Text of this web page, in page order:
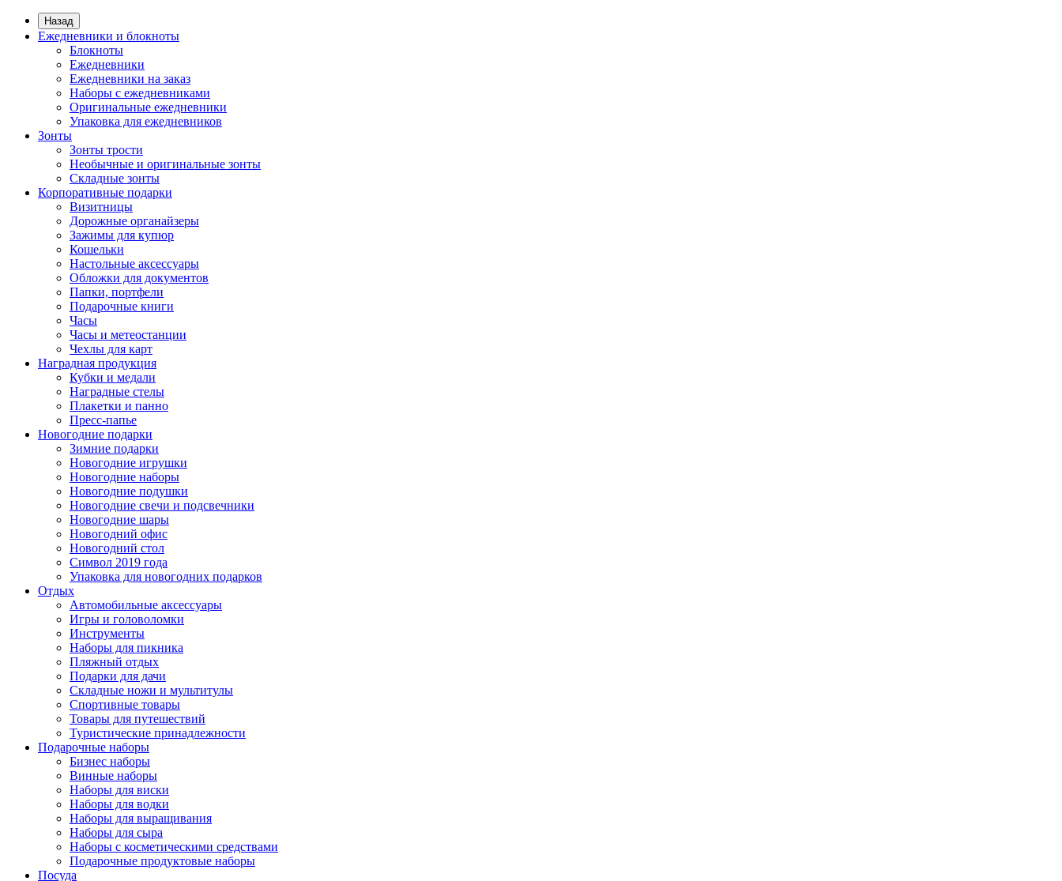
Назад
Ежедневники и блокноты
Блокноты
Ежедневники
Ежедневники на заказ
Наборы с ежедневниками
Оригинальные ежедневники
Упаковка для ежедневников
Зонты
Зонты трости
Необычные и оригинальные зонты
Складные зонты
Корпоративные подарки
Визитницы
Дорожные органайзеры
Зажимы для купюр
Кошельки
Настольные аксессуары
Обложки для документов
Папки, портфели
Подарочные книги
Часы
Часы и метеостанции
Чехлы для карт
Наградная продукция
Кубки и медали
Наградные стелы
Плакетки и панно
Пресс-папье
Новогодние подарки
Зимние подарки
Новогодние игрушки
Новогодние наборы
Новогодние подушки
Новогодние свечи и подсвечники
Новогодние шары
Новогодний офис
Новогодний стол
Символ 2019 года
Упаковка для новогодних подарков
Отдых
Автомобильные аксессуары
Игры и головоломки
Инструменты
Наборы для пикника
Пляжный отдых
Подарки для дачи
Складные ножи и мультитулы
Спортивные товары
Товары для путешествий
Туристические принадлежности
Подарочные наборы
Бизнес наборы
Винные наборы
Наборы для виски
Наборы для водки
Наборы для выращивания
Наборы для сыра
Наборы с косметическими средствами
Подарочные продуктовые наборы
Посуда